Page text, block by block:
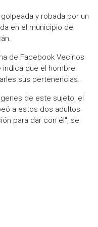
y robada por un
en el municipio de
de Facebook Vecinos
indica que el hombre
sus pertenencias.
de este sujeto, el
a estos dos adultos
para dar con él", se